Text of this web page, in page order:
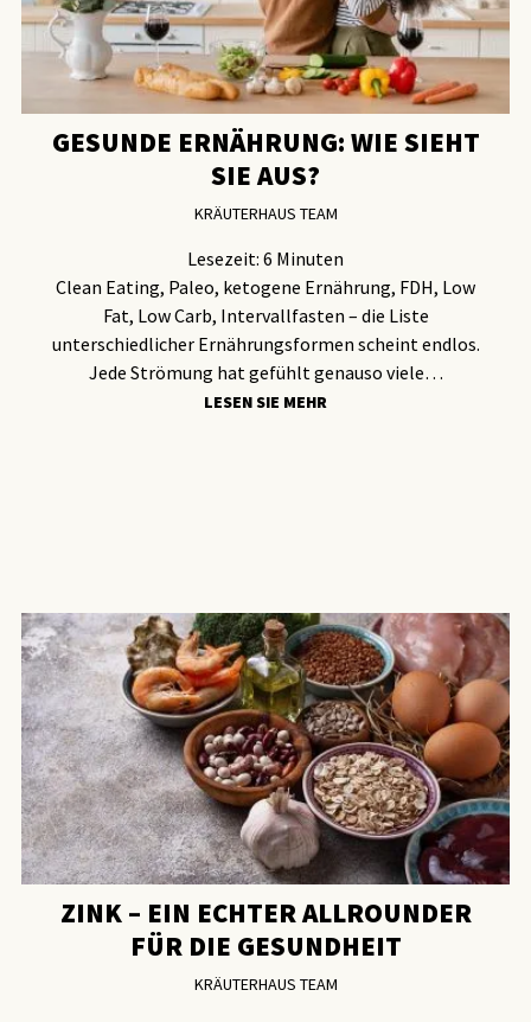
GESUNDE ERNÄHRUNG: WIE SIEHT
SIE AUS?
KRÄUTERHAUS TEAM
Lesezeit: 6 Minuten
Clean Eating, Paleo, ketogene Ernährung, FDH, Low
Fat, Low Carb, Intervallfasten – die Liste
unterschiedlicher Ernährungsformen scheint endlos.
Jede Strömung hat gefühlt genauso viele…
LESEN SIE MEHR
ZINK – EIN ECHTER ALLROUNDER
FÜR DIE GESUNDHEIT
KRÄUTERHAUS TEAM